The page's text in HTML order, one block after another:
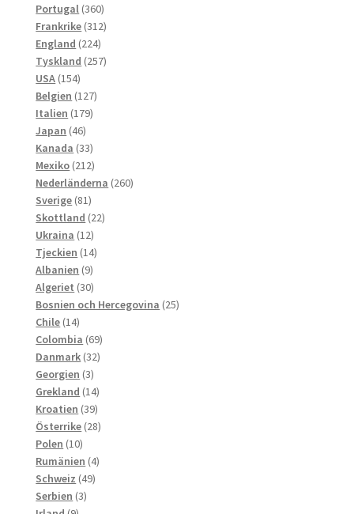
produkter
Portugal 360360
produkter
Frankrike 312312
England 224224
produkter
Tyskland 257257
USA 154154
produkter
Belgien 127127
Italien 179179
Japan 4646
produkter
Kanada 3333
produkter
Mexiko 212212
produkter
Nederländerna 260260
Sverige 8181
produkter
Skottland 2222
Ukraina 1212
produkter
Tjeckien 1414
Albanien 99
produkter
Algeriet 3030
produkter
Bosnien och Hercegovina 2525
Chile 1414
produkter
Colombia 6969
produkter
Danmark 3232
Georgien 33
produkter
Grekland 1414
produkter
Kroatien 3939
produkter
Österrike 2828
Polen 1010
produkter
Rumänien 44
Schweiz 4949
Serbien 33